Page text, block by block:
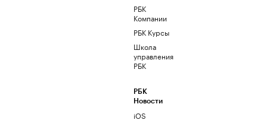
РБК
Компании
РБК Курсы
Школа
управления
РБК
РБК
Новости
iOS